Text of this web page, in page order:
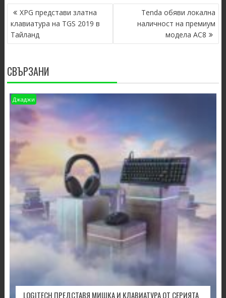
POST
NAVIGATION
XPG представи златна
клавиатура на TGS 2019 в
Тайланд
Tenda обяви локална
наличност на премиум
модела AC8
СВЪРЗАНИ
Джаджи
LOGITECH ПРЕДСТАВЯ МИШКА И КЛАВИАТУРА ОТ СЕРИЯТА